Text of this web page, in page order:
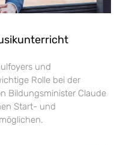
und
Rolle bei der
Bildungsminister Claude
Start- und